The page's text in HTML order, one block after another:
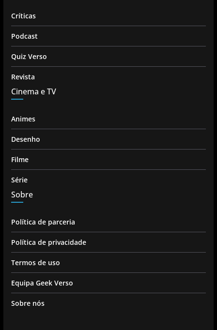
Críticas
Podcast
Quiz Verso
Revista
Cinema e TV
Animes
Desenho
Filme
Série
Sobre
Política de parceria
Política de privacidade
Termos de uso
Equipa Geek Verso
Sobre nós